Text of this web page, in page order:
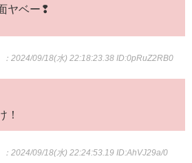
ヤベー❢
：2024/09/18(水) 22:18:23.38 ID:0pRuZ2RB0
！
：2024/09/18(水) 22:24:53.19 ID:AhVJ29a/0